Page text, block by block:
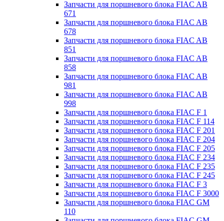
Запчасти для поршневого блока FIAC AB
671
Запчасти для поршневого блока FIAC AB
678
Запчасти для поршневого блока FIAC AB
851
Запчасти для поршневого блока FIAC AB
858
Запчасти для поршневого блока FIAC AB
981
Запчасти для поршневого блока FIAC AB
998
Запчасти для поршневого блока FIAC F 1
Запчасти для поршневого блока FIAC F 114
Запчасти для поршневого блока FIAC F 201
Запчасти для поршневого блока FIAC F 204
Запчасти для поршневого блока FIAC F 205
Запчасти для поршневого блока FIAC F 234
Запчасти для поршневого блока FIAC F 235
Запчасти для поршневого блока FIAC F 245
Запчасти для поршневого блока FIAC F 3
Запчасти для поршневого блока FIAC F 3000
Запчасти для поршневого блока FIAC GM
110